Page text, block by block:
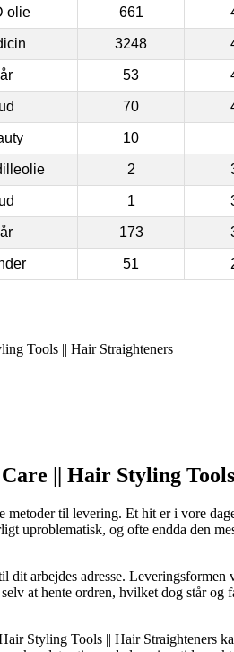
olie 661
3248
53
70
10
2
1
173
51
Tools || Hair Straighteners
|| Hair Styling
til levering. Et hit er i vore
uproblematisk, og ofte endda den
arbejdes adresse. Leveringsformen
at hente ordren, hvilket dog står
Styling Tools || Hair Straighteners